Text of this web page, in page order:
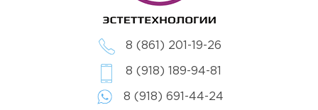
8 (861) 201-19-26
8 (918) 189-94-81
8 (918) 691-44-24